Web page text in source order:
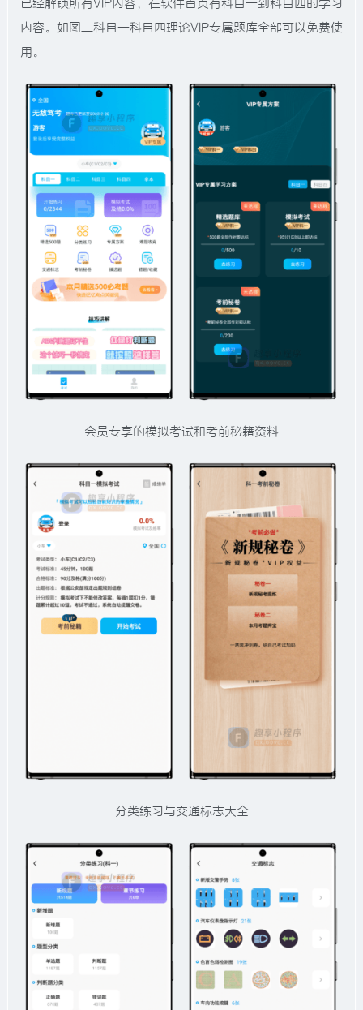
内容。如图二科目一科目四理论VIP专属题库全部可以免费使
用。
会员专享的模拟考试和考前秘籍资料
分类练习与交通标志大全